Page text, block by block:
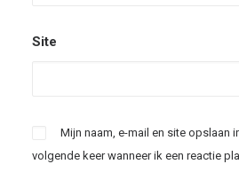
Site
Mijn naam, e-mail en site opslaan
volgende keer wanneer ik een reactie